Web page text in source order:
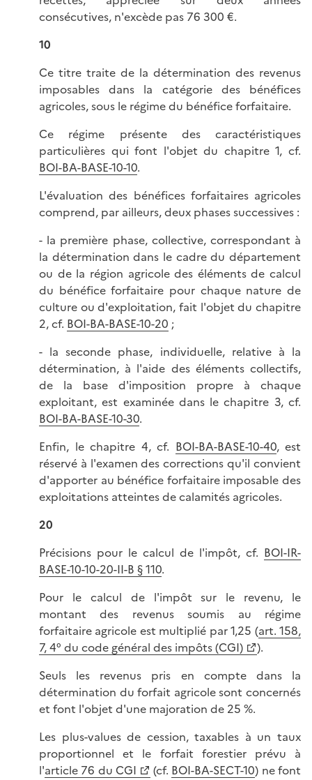
consécutives, n'excède pas 76 300 €.
10
Ce titre traite de la détermination des revenus
imposables dans la catégorie des bénéfices
agricoles, sous le régime du bénéfice forfaitaire.
Ce régime présente des caractéristiques
particulières qui font l'objet du chapitre 1, cf.
BOI-BA-BASE-10-10.
L'évaluation des bénéfices forfaitaires agricoles
comprend, par ailleurs, deux phases successives :
- la première phase, collective, correspondant à
la détermination dans le cadre du département
ou de la région agricole des éléments de calcul
du bénéfice forfaitaire pour chaque nature de
culture ou d'exploitation, fait l'objet du chapitre
2, cf. BOI-BA-BASE-10-20 ;
- la seconde phase, individuelle, relative à la
détermination, à l'aide des éléments collectifs,
de la base d'imposition propre à chaque
exploitant, est examinée dans le chapitre 3, cf.
BOI-BA-BASE-10-30.
Enfin, le chapitre 4, cf. BOI-BA-BASE-10-40, est
réservé à l'examen des corrections qu'il convient
d'apporter au bénéfice forfaitaire imposable des
exploitations atteintes de calamités agricoles.
20
Précisions pour le calcul de l'impôt, cf. BOI-IR-
BASE-10-10-20-II-B § 110.
Pour le calcul de l'impôt sur le revenu, le
montant des revenus soumis au régime
forfaitaire agricole est multiplié par 1,25 (art. 158,
7, 4° du code général des impôts (CGI)
).
Seuls les revenus pris en compte dans la
détermination du forfait agricole sont concernés
et font l'objet d'une majoration de 25 %.
Les plus-values de cession, taxables à un taux
proportionnel et le forfait forestier prévu à
l'article 76 du CGI (cf. BOI-BA-SECT-10) ne font